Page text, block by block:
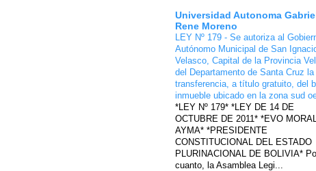
Universidad Autonoma
Rene Moreno
LEY Nº 179 - Se autoriza al
Autónomo Municipal de San
Velasco, Capital de la Provincia
del Departamento de Santa Cruz la
transferencia, a título gratuito, del
inmueble ubicado en la zona sud
*LEY Nº 179* *LEY DE 14 DE
OCTUBRE DE 2011* *EVO
AYMA* *PRESIDENTE
CONSTITUCIONAL DEL ESTADO
PLURINACIONAL DE BOLIVIA*
cuanto, la Asamblea Legi...